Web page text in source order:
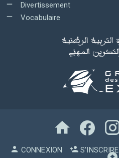
Divertissement
Vocabulaire
CONNEXION S'INSCRIRE